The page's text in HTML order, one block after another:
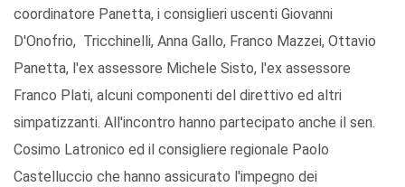
coordinatore Panetta, i consiglieri uscenti Giovanni
D'Onofrio, Tricchinelli, Anna Gallo, Franco Mazzei, Ottavio
Panetta, l'ex assessore Michele Sisto, l'ex assessore
Franco Plati, alcuni componenti del direttivo ed altri
simpatizzanti. All'incontro hanno partecipato anche il sen.
Cosimo Latronico ed il consigliere regionale Paolo
Castelluccio che hanno assicurato l'impegno dei